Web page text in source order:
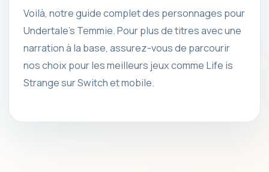
Voilà, notre guide complet des personnages pour
Undertale’s Temmie. Pour plus de titres avec une
narration à la base, assurez-vous de parcourir
nos choix pour les meilleurs jeux comme Life is
Strange sur Switch et mobile.